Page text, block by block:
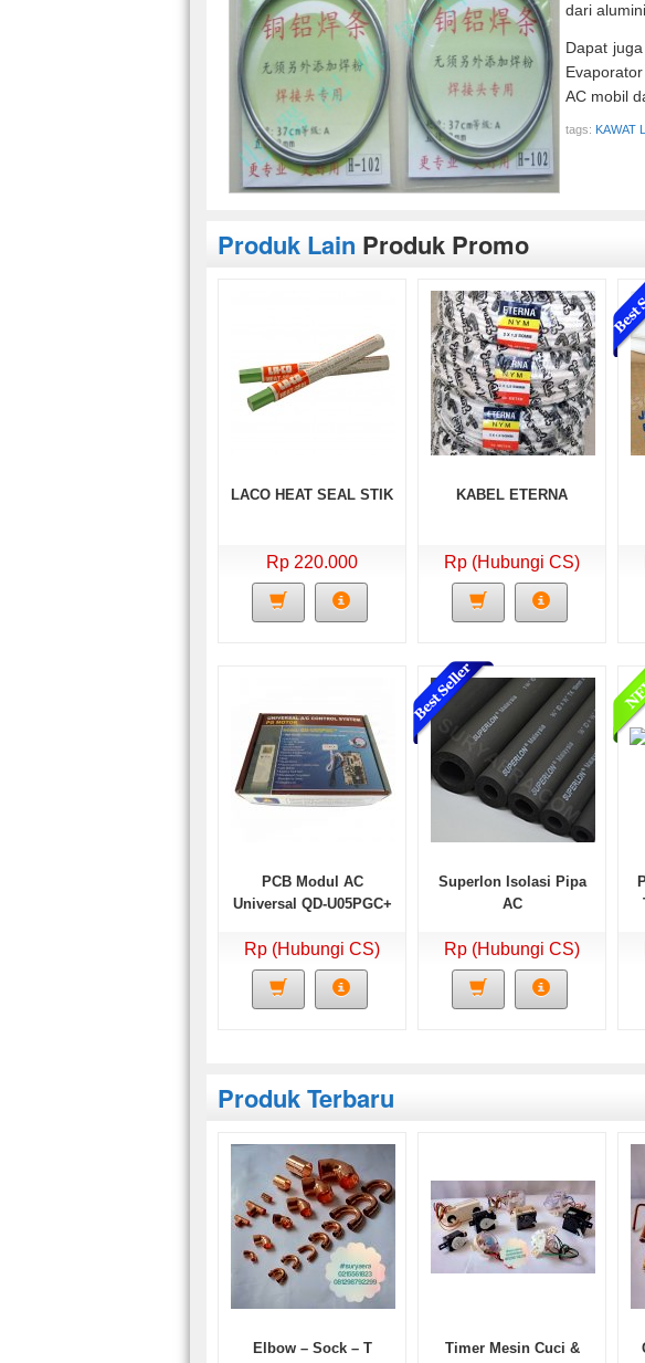
dari
Dapat
AC mobil
tags: KAWAT
Produk Lain Produk Promo
LACO HEAT SEAL STIK
Rp 220.000
KABEL ETERNA
Rp (Hubungi CS)
PCB Modul AC
Universal QD-U05PGC+
Rp (Hubungi CS)
Superlon Isolasi Pipa
AC
Rp (Hubungi CS)
Produk Terbaru
Elbow – Sock – T
Timer Mesin Cuci &